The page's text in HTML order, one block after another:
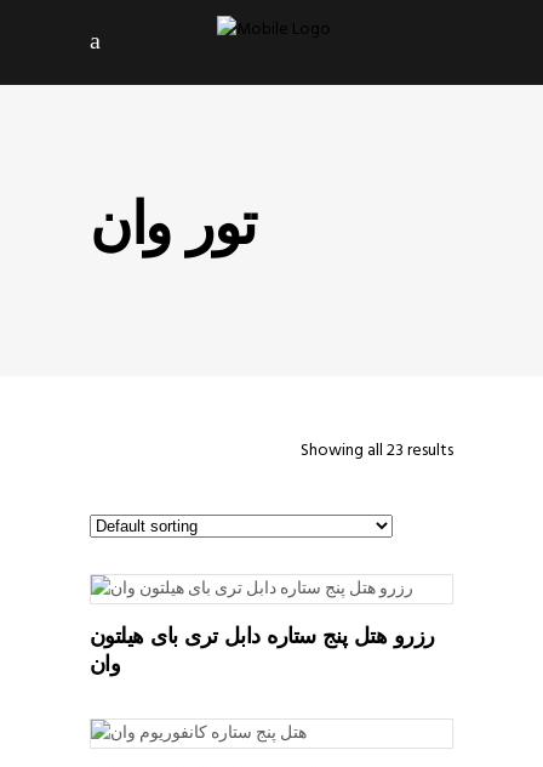
تور وان
Showing all 23 results
رزرو هتل پنج ستاره دابل تری بای هیلتون
وان